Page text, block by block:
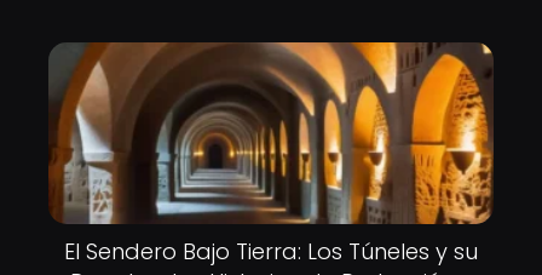
El Sendero Bajo Tierra: Los Túneles y su